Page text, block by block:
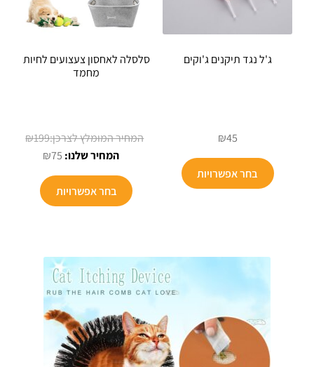
ג'ל נגד תיקנים ג'וקים
₪45
בחר אפשרויות
סלסלה לאחסון צעצועים לחיות
מחמד
₪199
₪75 המחיר
הוא:
בחר אפשרויות